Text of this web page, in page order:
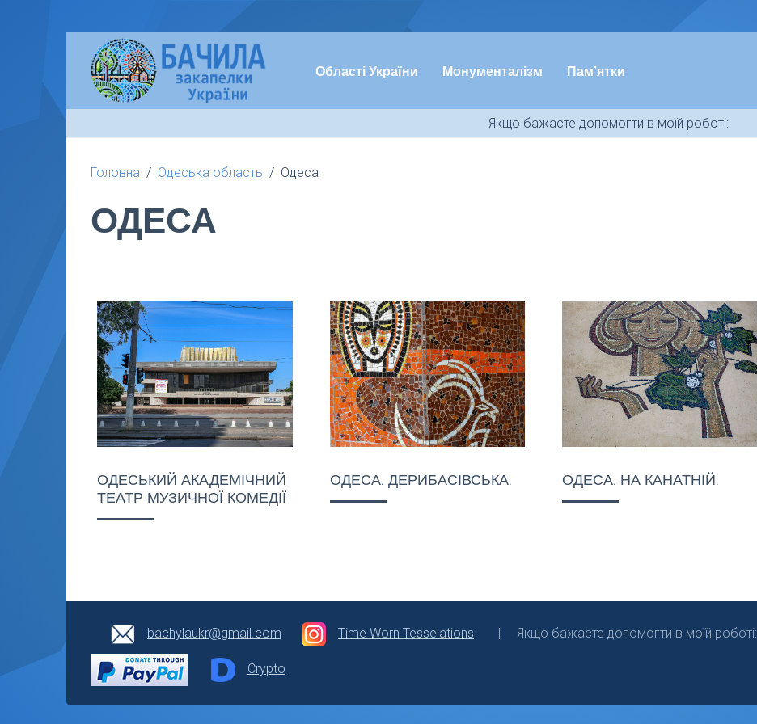
Області України Монументалізм Пам’ятки
Якщо бажаєте допомогти в моїй роботі:
Головна Одеська область Одеса
ОДЕСА
ОДЕСЬКИЙ АКАДЕМІЧНИЙ
ТЕАТР МУЗИЧНОЇ КОМЕДІЇ
ОДЕСА. ДЕРИБАСІВСЬКА. ОДЕСА. НА КАНАТНІЙ.
bachylaukr@gmail.com Time Worn Tesselations Якщо бажаєте допомогти в моїй роботі:
Crypto